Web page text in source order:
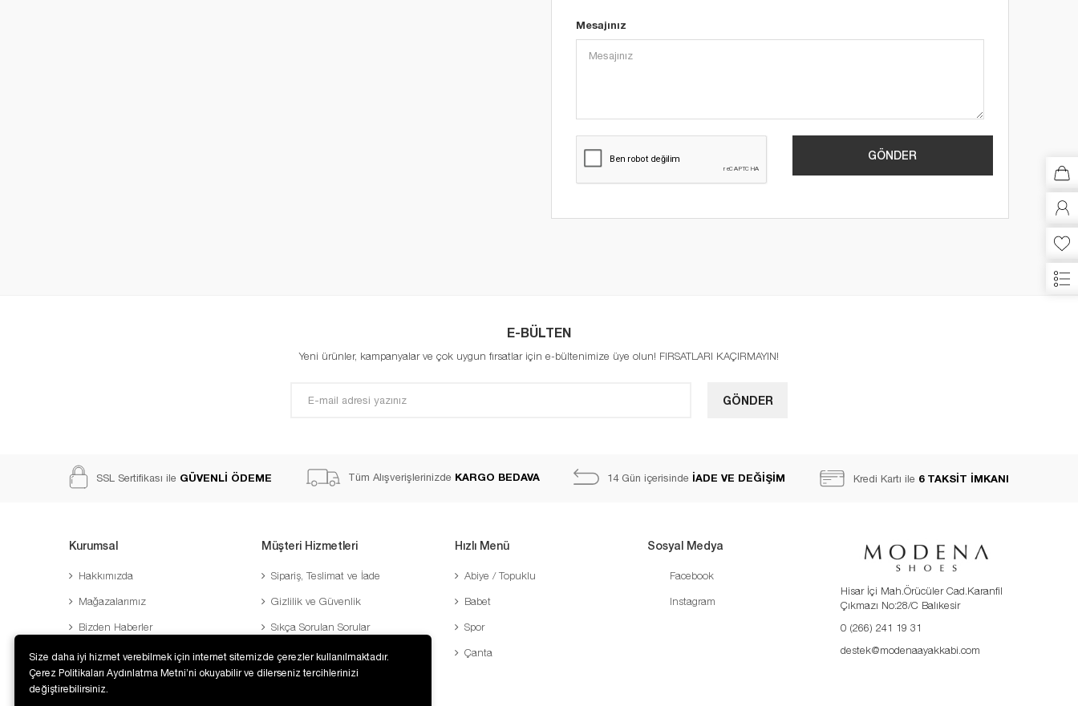
Mesajınız
GÖNDER
E-BÜLTEN
Yeni ürünler, kampanyalar ve çok uygun fırsatlar için e-bültenimize üye olun! FIRSATLARI KAÇIRMAYIN!
GÖNDER
SSL Sertifikası ile GÜVENLİ ÖDEME Tüm Alışverişlerinizde KARGO BEDAVA 14 Gün içerisinde İADE VE DEĞİŞİM Kredi Kartı ile 6 TAKSİT İMKANI
Kurumsal
Hakkımızda
Mağazalarımız
Bizden Haberler
Banka Hesaplarımız
İletişim
Müşteri Hizmetleri
Sipariş, Teslimat ve İade
Gizlilik ve Güvenlik
Sıkça Sorulan Sorular
Sipariş Takibi
Şifre Hatırlatma
Hızlı Menü
Abiye / Topuklu
Babet
Spor
Çanta
Sosyal Medya
Facebook
Instagram
Hisar İçi Mah.Örücüler Cad.Karanfil
Çıkmazı No:28/C Balıkesir
0 (266) 241 19 31
destek@modenaayakkabi.com
Size daha iyi hizmet verebilmek için internet sitemizde çerezler kullanılmaktadır.
Çerez Politikaları Aydınlatma Metni’ni okuyabilir ve dilerseniz tercihlerinizi
değiştirebilirsiniz.